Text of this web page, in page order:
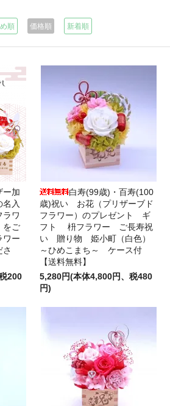
順 価格順 新着順
ー加
入
ワ
をご
ワー
200
白寿(99歳)・百寿(100
歳)祝い お花（プリザーブド
フラワー）のプレゼント ギ
フト 枡フラワー ご長寿祝
い 贈り物 姫小町（白色）
～ひめこまち～ ケース付
【送料無料】
5,280円(本体4,800円、税480
円)